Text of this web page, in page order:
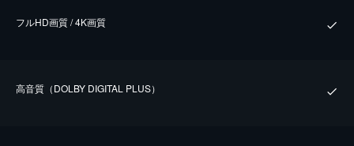
フルHD画質 / 4K画質
⾼⾳質（DOLBY DIGITAL PLUS）